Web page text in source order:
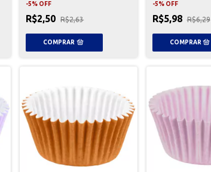
-5% OFF
R$2,50 R$2,63
-5% OFF
R$5,98 R$6,29